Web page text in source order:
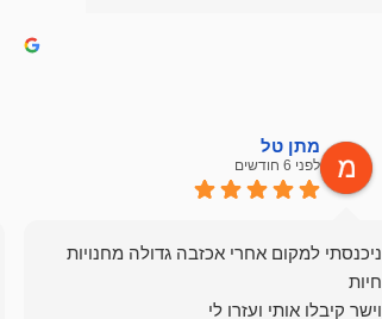
מתן טל
לפני 6 חודשים
ניכנסתי למקום אחרי אכזבה גדולה מחנויות